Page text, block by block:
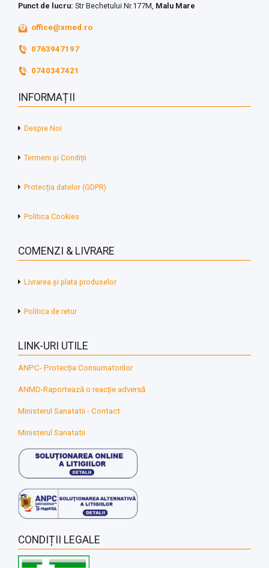
Punct de lucru: Str Bechetului Nr.177M, Malu Mare
office@xmed.ro
0763947197
0740347421
INFORMAȚII
Despre Noi
Termeni și Condiții
Protecția datelor (GDPR)
Politica Cookies
COMENZI & LIVRARE
Livrarea și plata produselor
Politica de retur
LINK-URI UTILE
ANPC- Protecția Consumatorilor
ANMD-Raportează o reacție adversă
Ministerul Sanatatii - Contact
Ministerul Sanatatii
CONDIȚII LEGALE